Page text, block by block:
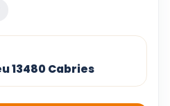
13480 Cabries